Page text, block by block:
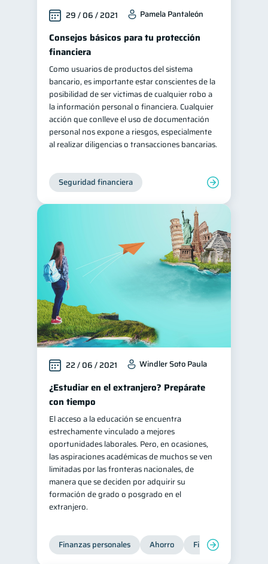
29 / 06 / 2021 Pamela Pantaleón
Consejos básicos para tu protección
financiera
Como usuarios de productos del sistema
bancario, es importante estar conscientes de la
posibilidad de ser victimas de cualquier robo a
la información personal o financiera. Cualquier
acción que conlleve el uso de documentación
personal nos expone a riesgos, especialmente
al realizar diligencias o transacciones bancarias.
Seguridad financiera
22 / 06 / 2021 Windler Soto Paula
¿Estudiar en el extranjero? Prepárate
con tiempo
El acceso a la educación se encuentra
estrechamente vinculado a mejores
oportunidades laborales. Pero, en ocasiones,
las aspiraciones académicas de muchos se ven
limitadas por las fronteras nacionales, de
manera que se deciden por adquirir su
formación de grado o posgrado en el
extranjero.
Finanzas personales Ahorro Finanzas para